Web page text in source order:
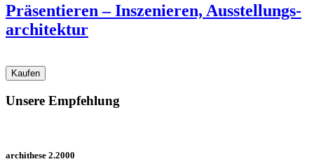
Präsentieren – Inszenieren, Ausstellungs­
architektur
Unsere Empfehlung
archithese 2.2000